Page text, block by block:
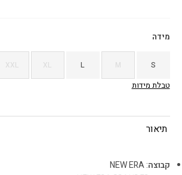
מידה
S
M
L
XL
XXL
טבלת מידות
תיאור
קבוצה: NEW ERA